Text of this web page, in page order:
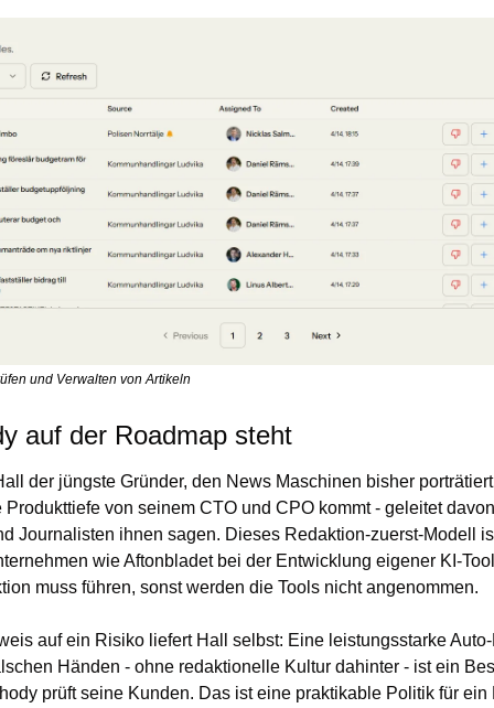
und Verwalten von Artikeln
auf der Roadmap steht
der jüngste Gründer, den News Maschinen bisher
Produkttiefe von seinem CTO und CPO kommt - geleitet
Journalisten ihnen sagen. Dieses Redaktion-zuerst-Modell
wie Aftonbladet bei der Entwicklung eigener KI-
muss führen, sonst werden die Tools nicht angenommen.
auf ein Risiko liefert Hall selbst: Eine leistungsstarke
Händen - ohne redaktionelle Kultur dahinter - ist ein
prüft seine Kunden. Das ist eine praktikable Politik für ein